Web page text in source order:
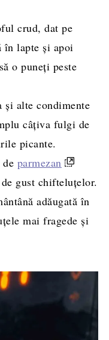
crud, dat pe
în lapte și apoi
o puneți peste
și alte condimente
câțiva fulgi de
picante.
parmezan
gust chifteluțelor.
adăugată în
mai fragede și